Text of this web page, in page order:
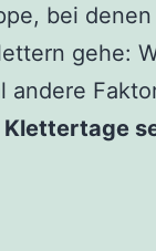
bei denen
gehe:
andere
Klettertage